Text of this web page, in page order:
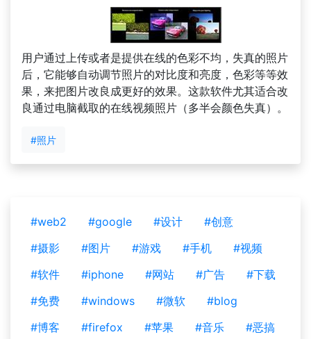
用户通过上传或者是提供在线的色彩不均，失真的照片
后，它能够自动调节照片的对比度和亮度，色彩等等效
果，来把图片改良成更好的效果。这款软件尤其适合改
良通过电脑截取的在线视频照片（多半会颜色失真）。
#照片
#web2 #google #设计
#创意
#摄影
#图片 #游戏 #手机
#视频
#软件
#iphone #网站 #广告
#下载
#免费
#windows #微软
#blog
#博客
#firefox #苹果 #音乐
#恶搞